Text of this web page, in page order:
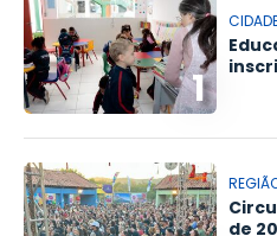
1
de